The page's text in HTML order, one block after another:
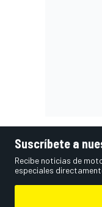
Suscríbete a
Recibe noticias de
especiales